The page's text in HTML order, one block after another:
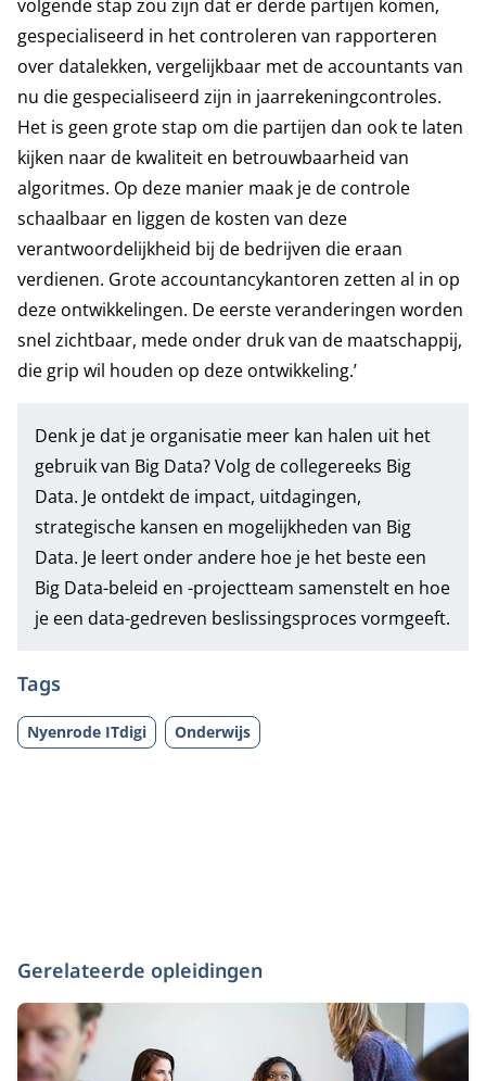
volgende stap zou zijn dat er derde partijen komen,
gespecialiseerd in het controleren van rapporteren
over datalekken, vergelijkbaar met de accountants van
nu die gespecialiseerd zijn in jaarrekeningcontroles.
Het is geen grote stap om die partijen dan ook te laten
kijken naar de kwaliteit en betrouwbaarheid van
algoritmes. Op deze manier maak je de controle
schaalbaar en liggen de kosten van deze
verantwoordelijkheid bij de bedrijven die eraan
verdienen. Grote accountancykantoren zetten al in op
deze ontwikkelingen. De eerste veranderingen worden
snel zichtbaar, mede onder druk van de maatschappij,
die grip wil houden op deze ontwikkeling.’
Denk je dat je organisatie meer kan halen uit het
gebruik van Big Data? Volg de collegereeks Big
Data. Je ontdekt de impact, uitdagingen,
strategische kansen en mogelijkheden van Big
Data. Je leert onder andere hoe je het beste een
Big Data-beleid en -projectteam samenstelt en hoe
je een data-gedreven beslissingsproces vormgeeft.
Tags
Nyenrode ITdigi Onderwijs
Gerelateerde opleidingen